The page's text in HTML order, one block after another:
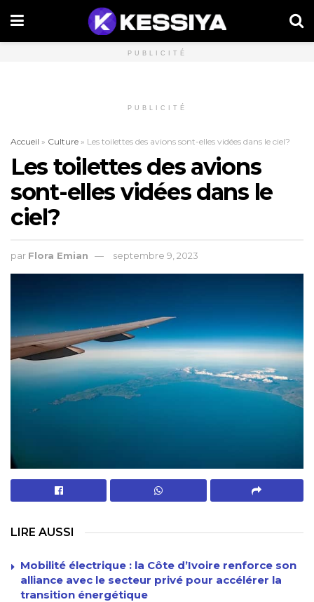
PUBLICITÉ
PUBLICITÉ
Accueil » Culture » Les toilettes des avions sont-elles vidées dans le ciel?
Les toilettes des avions
sont-elles vidées dans le
ciel?
par Flora Emian septembre 9, 2023
LIRE AUSSI
Mobilité électrique : la Côte d’Ivoire renforce son
alliance avec le secteur privé pour accélérer la
transition énergétique